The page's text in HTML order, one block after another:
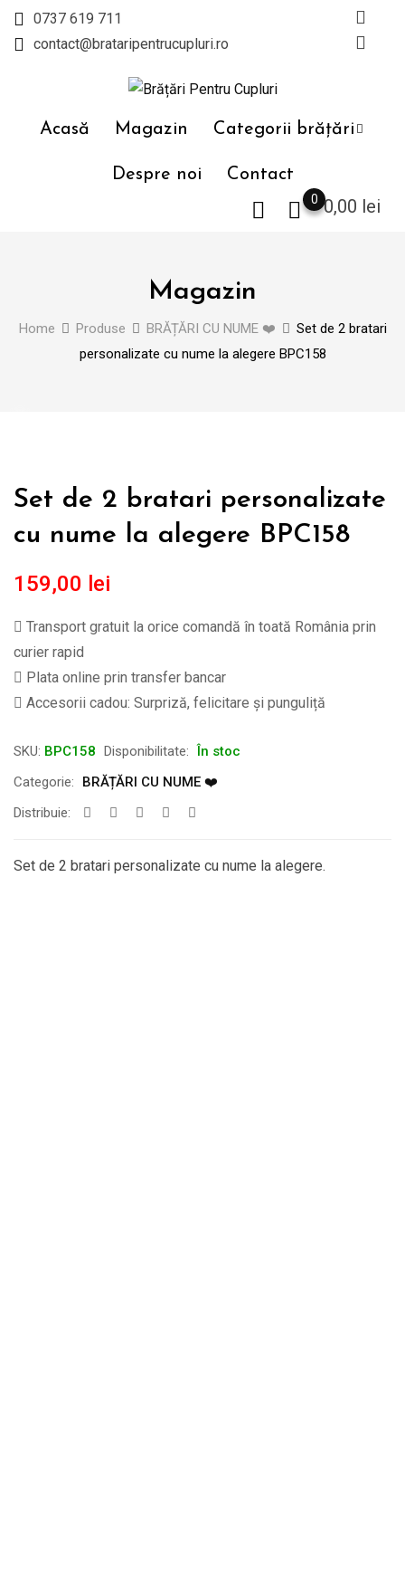
Skip
0737 619 711
contact@brataripentrucupluri.ro
Acasă Magazin Categorii brățări
Despre noi Contact
0,00 lei
0
Magazin
Home Produse BRĂȚĂRI CU NUME ❤️
Set de 2 bratari
personalizate cu nume la alegere BPC158
Set de 2 bratari personalizate
cu nume la alegere BPC158
159,00 lei
Transport gratuit la orice comandă în toată România prin
curier rapid
Plata online prin transfer bancar
Accesorii cadou: Surpriză, felicitare și punguliță
SKU: BPC158 Disponibilitate: În stoc
Categorie:
BRĂȚĂRI CU NUME ❤️
Distribuie:
Set de 2 bratari personalizate cu nume la alegere.